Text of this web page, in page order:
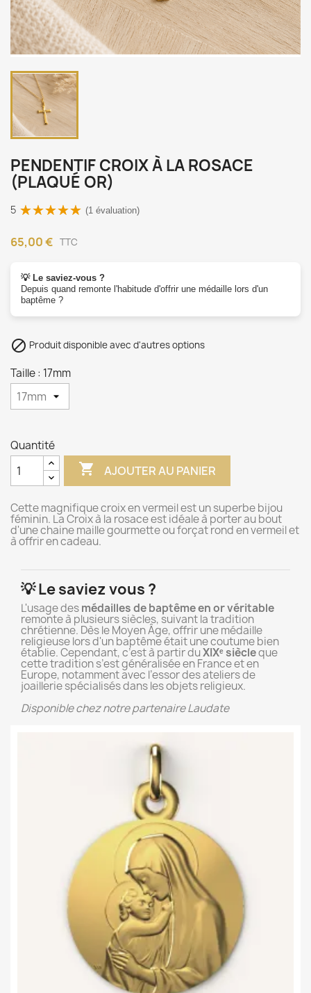
PENDENTIF CROIX À LA ROSACE
(PLAQUÉ OR)
5 (1 évaluation)
65,00 € TTC
💡 Le saviez-vous ?
Depuis quand remonte l'habitude d'offrir une médaille lors d'un
baptême ?
 Produit disponible avec d'autres options
Taille : 17mm
Quantité
 AJOUTER AU PANIER
Cette magnifique croix en vermeil est un superbe bijou
féminin. La Croix à la rosace est idéale à porter au bout
d'une chaine maille gourmette ou forçat rond en vermeil et
à offrir en cadeau.
💡 Le saviez vous ?
L'usage desmédailles de baptême en or véritable
remonte à plusieurs siècles, suivant la tradition
chrétienne. Dès le Moyen Âge, offrir une médaille
religieuse lors d'un baptême était une coutume bien
établie. Cependant, c’est à partir duXIXᵉ siècleque
cette tradition s’est généralisée en France et en
Europe, notamment avec l’essor des ateliers de
joaillerie spécialisés dans les objets religieux.
Disponible chez notre partenaire Laudate